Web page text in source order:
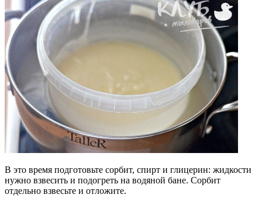
В это время подготовьте сорбит, спирт и глицерин: жидкости
нужно взвесить и подогреть на водяной бане. Сорбит
отдельно взвесьте и отложите.